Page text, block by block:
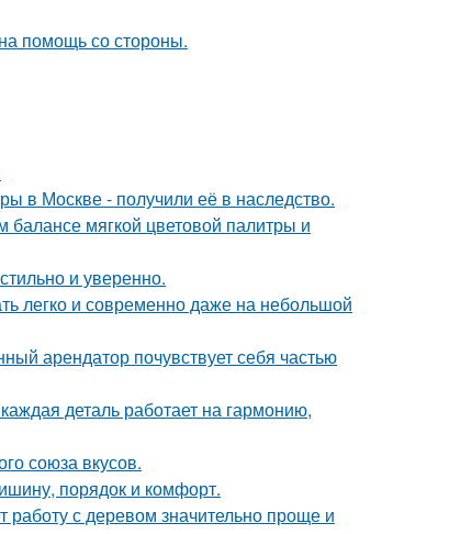
помощь со стороны.
в Москве - получили её в наследство.
мягкой цветовой палитры и
и уверенно.
легко и современно даже на небольшой
арендатор почувствует себя частью
деталь работает на гармонию,
союза вкусов.
порядок и комфорт.
работу с деревом значительно проще и